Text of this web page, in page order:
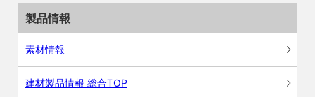
製品情報
素材情報
建材製品情報 総合TOP